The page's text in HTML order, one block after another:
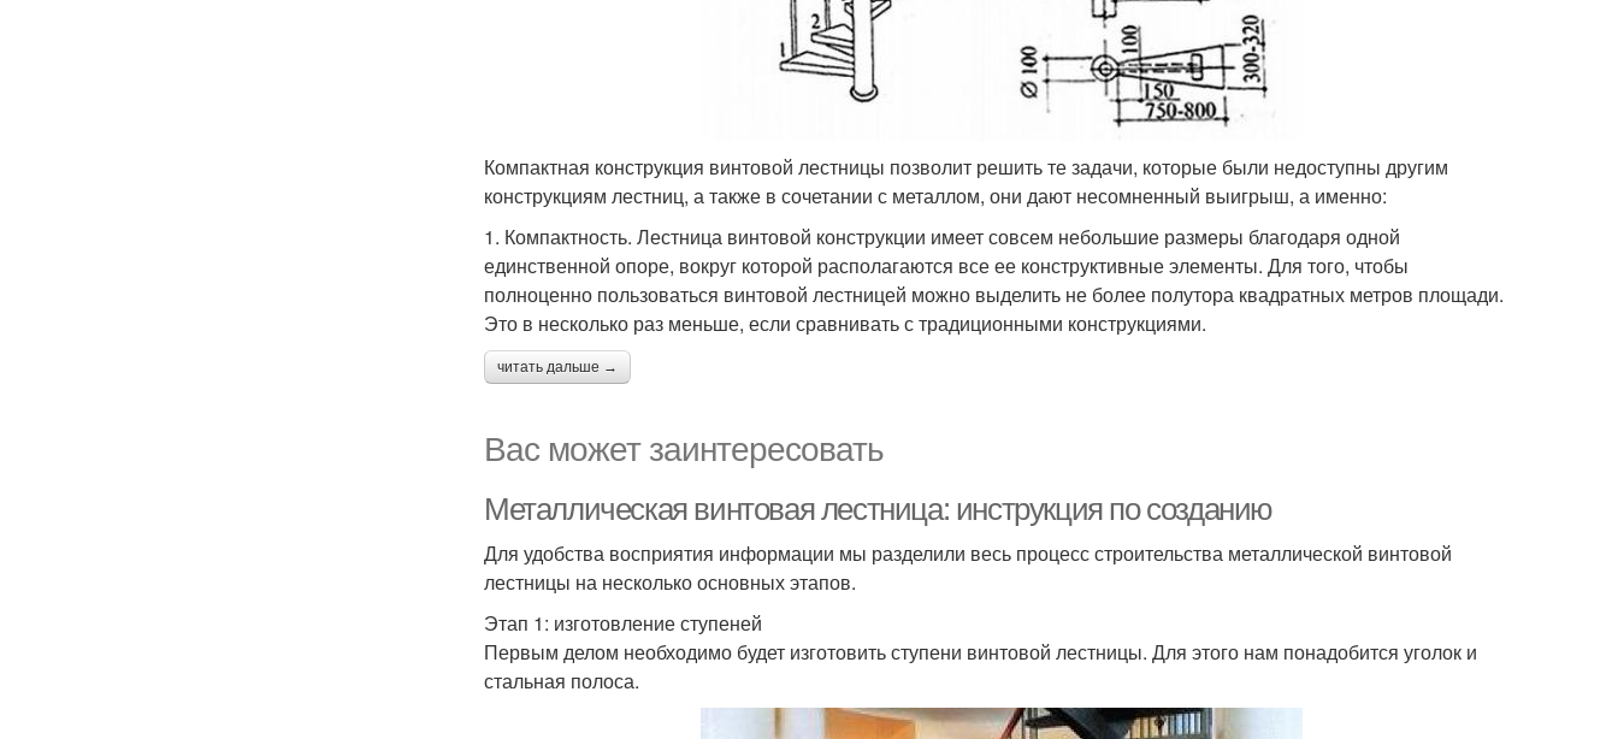
Компактная конструкция винтовой лестницы позволит решить те задачи, которые были недоступны другим
конструкциям лестниц, а также в сочетании с металлом, они дают несомненный выигрыш, а именно:
1. Компактность. Лестница винтовой конструкции имеет совсем небольшие размеры благодаря одной
единственной опоре, вокруг которой располагаются все ее конструктивные элементы. Для того, чтобы
полноценно пользоваться винтовой лестницей можно выделить не более полутора квадратных метров площади.
Это в несколько раз меньше, если сравнивать с традиционными конструкциями.
читать дальше →
Вас может заинтересовать
Металлическая винтовая лестница: инструкция по созданию
Для удобства восприятия информации мы разделили весь процесс строительства металлической винтовой
лестницы на несколько основных этапов.
Этап 1: изготовление ступеней
Первым делом необходимо будет изготовить ступени винтовой лестницы. Для этого нам понадобится уголок и
стальная полоса.